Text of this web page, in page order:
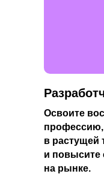
Освоите
профессию,
в растущей
и повысите
на рынке.